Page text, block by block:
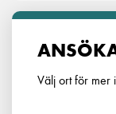
Välj ort för mer